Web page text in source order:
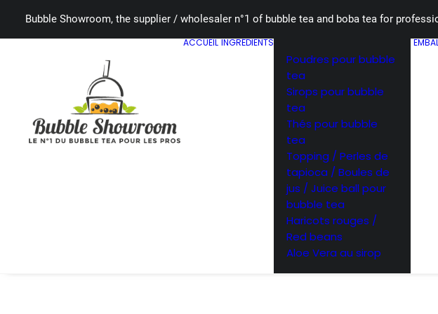
Bubble Showroom, the supplier / wholesaler n°1 of bubble tea and boba tea for
ACCUEIL INGRÉDIENTS
Poudres pour bubble
tea
Sirops pour bubble
tea
Thés pour bubble
tea
Topping / Perles de
tapioca / Boules de
jus / Juice ball pour
bubble tea
Haricots rouges /
Red beans
Aloe Vera au sirop